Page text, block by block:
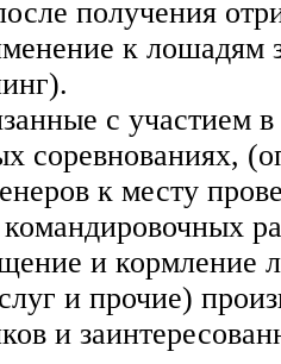
получения
к лошадям
с участием в
соревнованиях,
к месту
и кормление
и прочие)
и